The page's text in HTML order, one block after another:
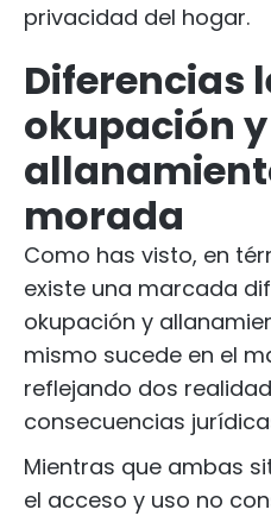
privacidad del hogar.
Diferencias
okupación y
morada
Como has visto, en
existe una marcada
okupación y
mismo sucede en el
reflejando dos
consecuencias
Mientras que ambas
el acceso y uso no